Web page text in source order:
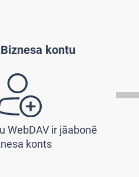
kontu
WebDAV ir jāabonē
konts